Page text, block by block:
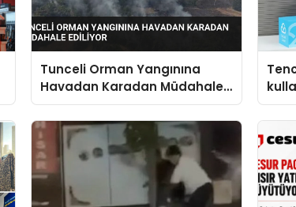
Tunceli Orman Yangınına
Havadan Karadan Müdahale
Ediliyor